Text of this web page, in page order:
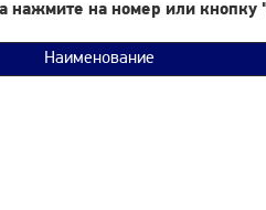
нажмите на номер или кнопку
Наименование